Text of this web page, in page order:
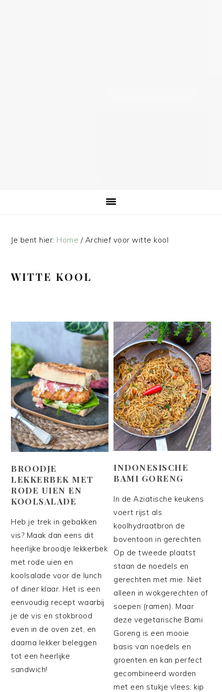
Je bent hier: Home /Archief voor witte kool
WITTE KOOL
BROODJE
LEKKERBEK MET
RODE UIEN EN
KOOLSALADE
Heb je trek in gebakken
vis? Maak dan eens dit
heerlijke broodje lekkerbek
met rode uien en
koolsalade voor de lunch
of diner klaar. Het is een
eenvoudig recept waarbij
je de vis en stokbrood
even in de oven zet, en
daarna lekker beleggen
tot een heerlijke
sandwich!
INDONESISCHE
BAMI GORENG
In de Aziatische keukens
voert rijst als
koolhydraatbron de
boventoon in gerechten.
Op de tweede plaatst
staan de noedels en
gerechten met mie. Niet
alleen in wokgerechten of
soepen (ramen). Maar
deze vegetarische Bami
Goreng is een mooie
basis van noedels en
groenten en kan perfect
gecombineerd worden
met een stukje vlees, kip